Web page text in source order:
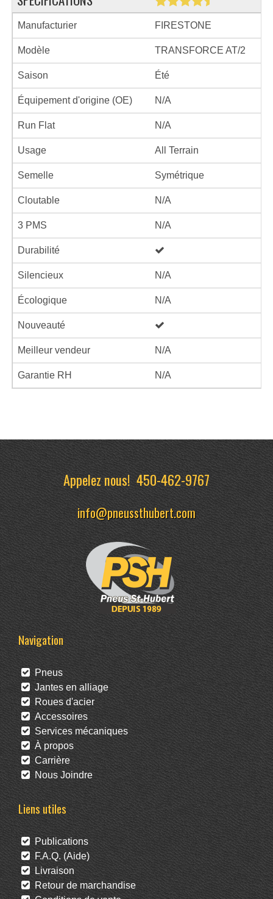
Manufacturier FIRESTONE
Modèle TRANSFORCE AT/2
Saison Été
Équipement d'origine (OE) N/A
Run Flat N/A
Usage All Terrain
Semelle Symétrique
Cloutable N/A
3 PMS N/A
Durabilité
Silencieux N/A
Écologique N/A
Nouveauté
Meilleur vendeur N/A
Garantie RH N/A
Appelez nous!450-462-9767
info@pneussthubert.com
Navigation
Pneus
Jantes en alliage
Roues d'acier
Accessoires
Services mécaniques
À propos
Carrière
Nous Joindre
Liens utiles
Publications
F.A.Q. (Aide)
Livraison
Retour de marchandise